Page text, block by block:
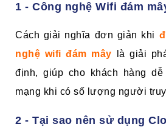
1 - Công nghệ Wifi đám
Cách giải nghĩa đơn giản khi
nghệ wifi đám mây là giải
định, giúp cho khách hàng
mạng khi có số lượng người
2 - Tại sao nên sử dụng